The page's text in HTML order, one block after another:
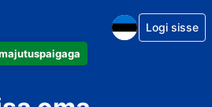
Logi sisse